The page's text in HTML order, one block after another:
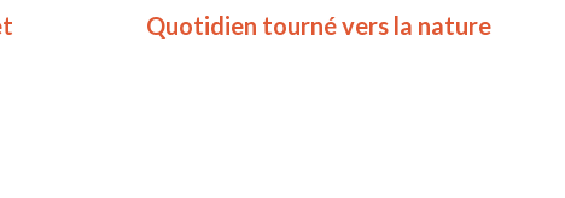
Quotidien tourné vers la nature